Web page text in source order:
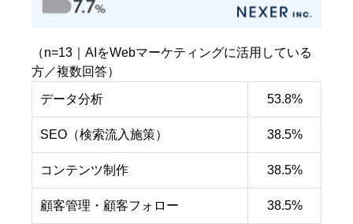
（n=13｜AIをWebマーケティングに活用している
方／複数回答）
データ分析 53.8%
SEO（検索流入施策） 38.5%
コンテンツ制作 38.5%
顧客管理・顧客フォロー 38.5%